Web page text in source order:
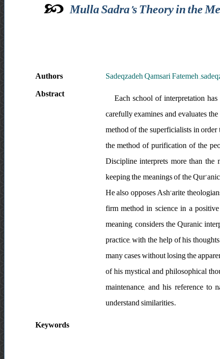
Mulla Sadra’s Theory in the
Authors
Sadeqzadeh Qamsari Fatemeh
Abstract
Each school of interpretation
carefully examines and evaluates
method of the superficialists in
the method of purification of the
Discipline interprets more than
keeping the meanings of the
He also opposes Ash’arite
firm method in science in a
meaning, considers the Quranic
practice, with the help of his
many cases without losing the
of his mystical and philosophical
maintenance, and his reference to
understand similarities.
Keywords